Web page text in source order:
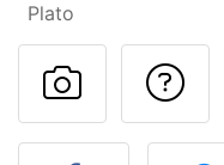
Plato
Publicar